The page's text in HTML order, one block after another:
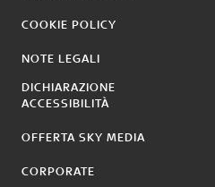
COOKIE POLICY
NOTE LEGALI
DICHIARAZIONE
ACCESSIBILITÀ
OFFERTA SKY MEDIA
CORPORATE